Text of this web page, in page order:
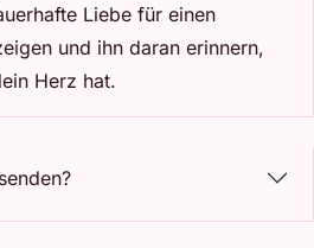
Liebe für einen
und ihn daran erinnern,
Herz hat.